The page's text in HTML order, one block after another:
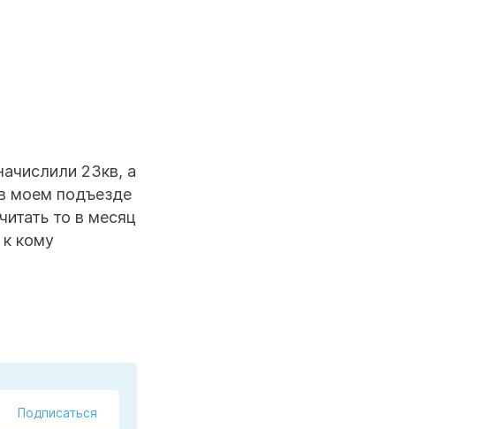
23кв, а
моем подъезде
то в месяц
кому
Подписаться